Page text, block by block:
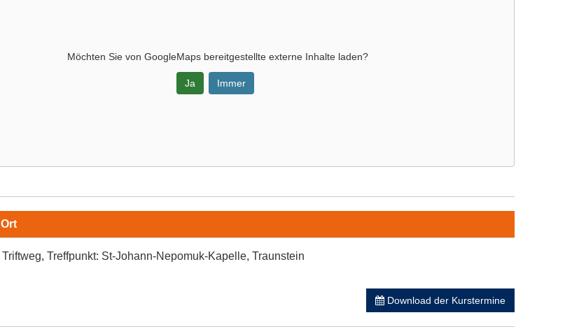
Möchten Sie vonGoogleMaps bereitgestellte externe Inhalte laden?
Ja Immer
Ort
Triftweg, Treffpunkt: St-Johann-Nepomuk-Kapelle, Traunstein
Download der Kurstermine